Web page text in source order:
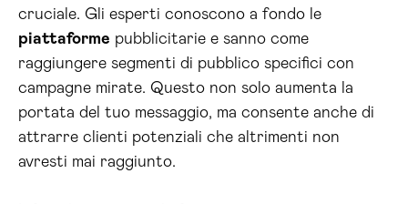
cruciale. Gli esperti conoscono a fondo le
piattaforme pubblicitarie e sanno come
raggiungere segmenti di pubblico specifici con
campagne mirate. Questo non solo aumenta la
portata del tuo messaggio, ma consente anche di
attrarre clienti potenziali che altrimenti non
avresti mai raggiunto.